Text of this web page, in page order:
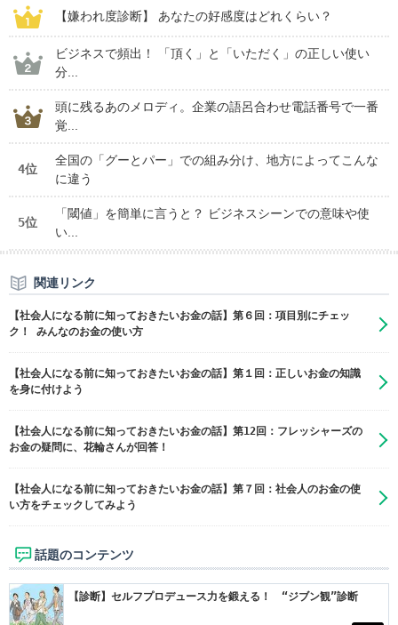
【嫌われ度診断】 あなたの好感度はどれくらい？
ビジネスで頻出！ 「頂く」と「いただく」の正しい使い
分...
頭に残るあのメロディ。企業の語呂合わせ電話番号で一番
覚...
4位
全国の「グーとパー」での組み分け、地方によってこんな
に違う
5位
「閾値」を簡単に言うと？ ビジネスシーンでの意味や使
い...
関連リンク
【社会人になる前に知っておきたいお金の話】第６回：項目別にチェッ
ク！ みんなのお金の使い方
【社会人になる前に知っておきたいお金の話】第１回：正しいお金の知識
を身に付けよう
【社会人になる前に知っておきたいお金の話】第12回：フレッシャーズの
お金の疑問に、花輪さんが回答！
【社会人になる前に知っておきたいお金の話】第７回：社会人のお金の使
い方をチェックしてみよう
話題のコンテンツ
【診断】セルフプロデュース力を鍛える！ “ジブン観”診断